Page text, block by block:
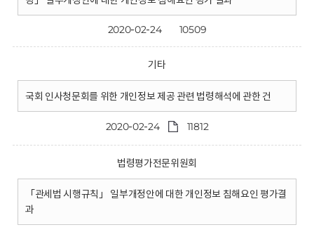
2020-02-24 10509
기타
국회 인사청문회를 위한 개인정보 제공 관련 법령해석에 관한 건
2020-02-24 11812
법령평가전문위원회
「관세법 시행규칙」 일부개정안에 대한 개인정보 침해요인 평가결
과